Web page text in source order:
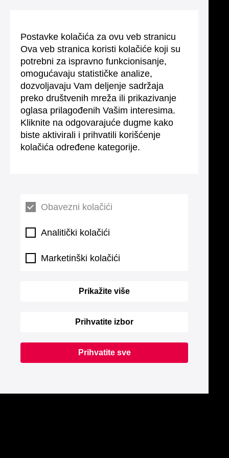
Postavke kolačića za ovu veb stranicu
Ova veb stranica koristi kolačiće koji su
potrebni za ispravno funkcionisanje,
omogućavaju statističke analize,
dozvoljavaju Vam deljenje sadržaja
preko društvenih mreža ili prikazivanje
oglasa prilagođenih Vašim interesima.
Kliknite na odgovarajuće dugme kako
biste aktivirali i prihvatili korišćenje
kolačića određene kategorije.
Obavezni kolačići
Analitički kolačići
Marketinški kolačići
Prikažite više
Prihvatite izbor
Prihvatite sve